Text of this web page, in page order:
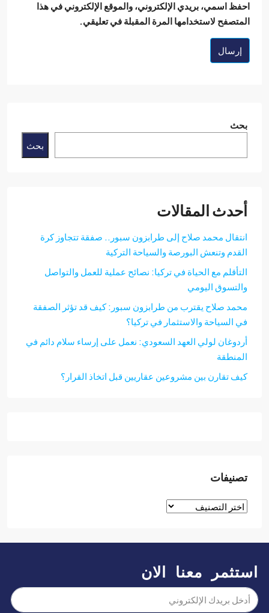
اسمي، بريدي الإلكتروني، والموقع الإلكتروني في هذا
لاستخدامها المرة المقبلة في تعليقي.
المقالات
محمد صلاح إلى طرابزون سبور.. صفقة تتجاوز كرة
وتنعش البورصة والسياحة التركية
مع الحياة في تركيا: نصائح عملية للعمل والتواصل
اليومي
صلاح يقترب من طرابزون سبور: كيف قد تؤثر الصفقة
السياحة والاستثمار في تركيا؟
لولي العهد السعودي: نعمل على إرساء سلام دائم في
تقارن بين مشروعين عقاريين قبل اتخاذ القرار؟
معنا الان